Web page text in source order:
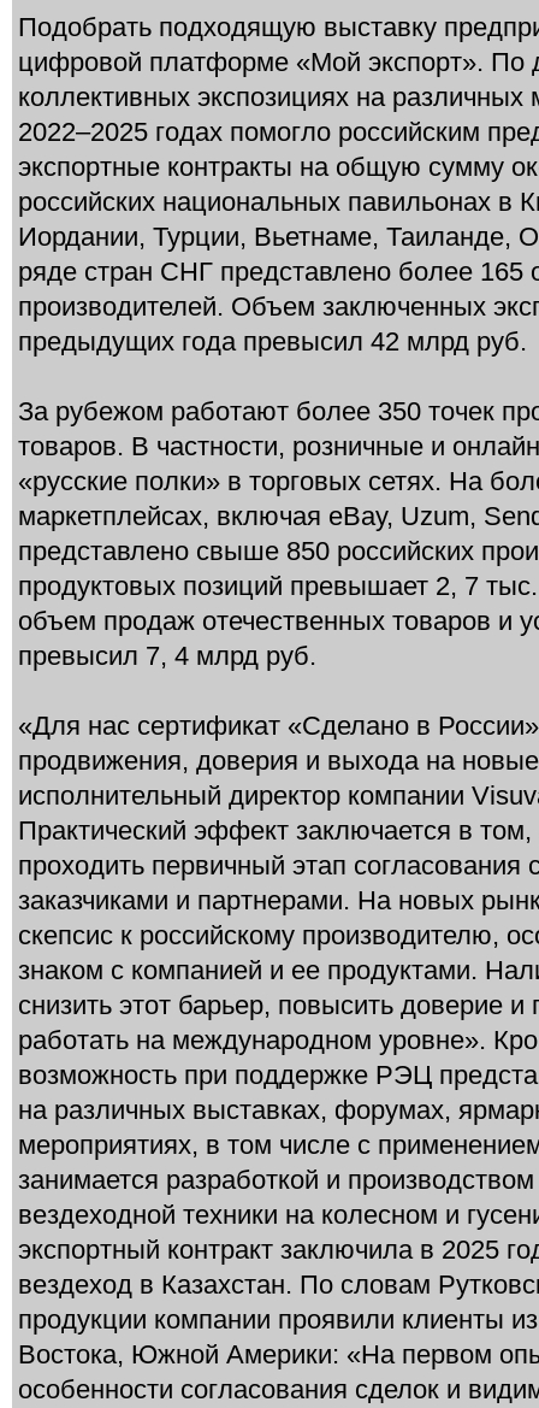
Подобрать подходящую выставку
цифровой платформе «Мой экспорт».
коллективных экспозициях на
2022–2025 годах помогло российским
экспортные контракты на общую сумму
российских национальных павильонах в
Иордании, Турции, Вьетнаме, Таиланде,
ряде стран СНГ представлено более 165
производителей. Объем заключенных
предыдущих года превысил 42 млрд руб.
За рубежом работают более 350 точек
товаров. В частности, розничные и
«русские полки» в торговых сетях. На
маркетплейсах, включая eBay, Uzum,
представлено свыше 850 российских
продуктовых позиций превышает 2, 7
объем продаж отечественных товаров и
превысил 7, 4 млрд руб.
«Для нас сертификат «Сделано в
продвижения, доверия и выхода на
исполнительный директор компании
Практический эффект заключается в
проходить первичный этап
заказчиками и партнерами. На новых
скепсис к российскому производителю,
знаком с компанией и ее продуктами.
снизить этот барьер, повысить доверие и
работать на международном уровне».
возможность при поддержке РЭЦ
на различных выставках, форумах,
мероприятиях, в том числе с
занимается разработкой и
вездеходной техники на колесном и
экспортный контракт заключила в 2025
вездеход в Казахстан. По словам
продукции компании проявили клиенты
Востока, Южной Америки: «На первом
особенности согласования сделок и